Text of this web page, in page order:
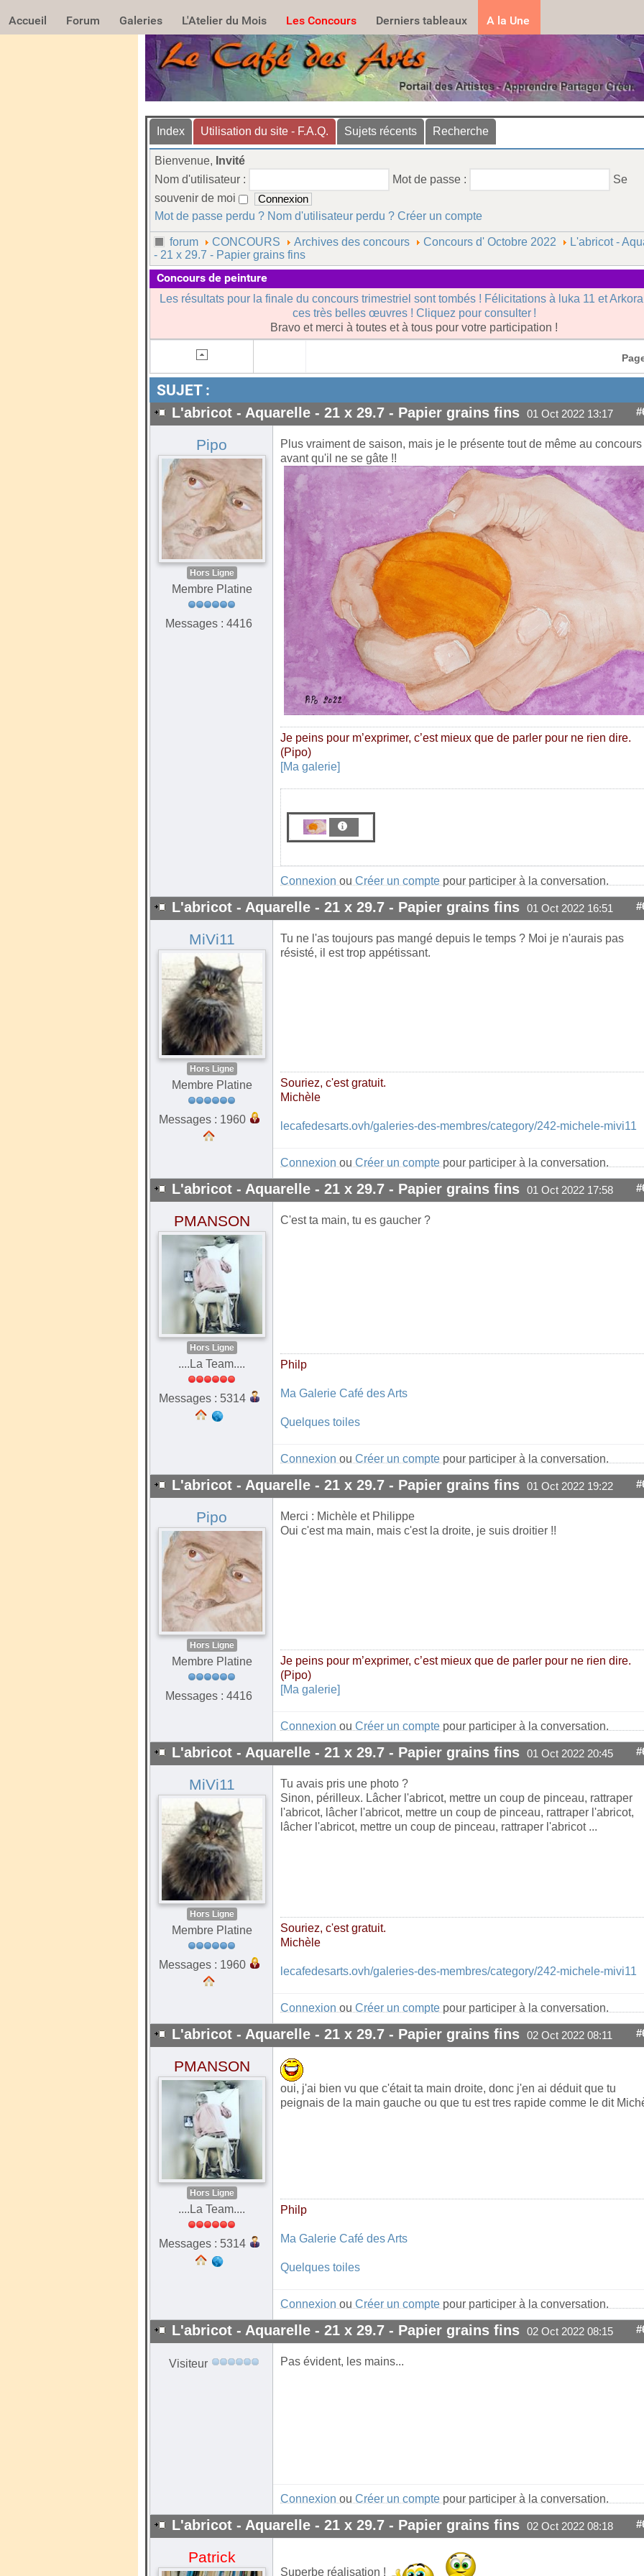
Accueil Forum Galeries L'Atelier du Mois Les Concours Derniers tableaux A la Une
Index Utilisation du site - F.A.Q. Sujets récents Recherche
Bienvenue, Invité
Nom d'utilisateur :
Mot de passe :
Se
souvenir de moi
Mot de passe perdu ? Nom d'utilisateur perdu ? Créer un compte
forum CONCOURS Archives des concours Concours d' Octobre 2022
L'abricot -
- 21 x 29.7 - Papier grains fins
Concours de peinture
Les résultats pour la finale du concours trimestriel sont tombés ! Félicitations à luka 11 et
ces très belles œuvres ! Cliquez pour consulter !
Bravo et merci à toutes et à tous pour votre participation !
SUJET :
L'abricot - Aquarelle - 21 x 29.7 - Papier grains fins 01 Oct 2022 13:17
Pipo
Hors Ligne
Membre Platine
Messages : 4416
Plus vraiment de saison, mais je le présente tout de même au concours
avant qu'il ne se gâte !!
Je peins pour m’exprimer, c’est mieux que de parler pour ne rien dire.
(Pipo)
[Ma galerie]
Connexion ou Créer un compte pour participer à la conversation.
L'abricot - Aquarelle - 21 x 29.7 - Papier grains fins 01 Oct 2022 16:51
MiVi11
Hors Ligne
Membre Platine
Messages : 1960
Tu ne l'as toujours pas mangé depuis le temps ? Moi je n'aurais pas
résisté, il est trop appétissant.
Souriez, c'est gratuit.
Michèle
lecafedesarts.ovh/galeries-des-membres/category/242-michele-mivi11
Connexion ou Créer un compte pour participer à la conversation.
L'abricot - Aquarelle - 21 x 29.7 - Papier grains fins 01 Oct 2022 17:58
PMANSON
Hors Ligne
....La Team....
Messages : 5314
C'est ta main, tu es gaucher ?
Philp
Ma Galerie Café des Arts
Quelques toiles
Connexion ou Créer un compte pour participer à la conversation.
L'abricot - Aquarelle - 21 x 29.7 - Papier grains fins 01 Oct 2022 19:22
Pipo
Hors Ligne
Membre Platine
Messages : 4416
Merci : Michèle et Philippe
Oui c'est ma main, mais c'est la droite, je suis droitier !!
Je peins pour m’exprimer, c’est mieux que de parler pour ne rien dire.
(Pipo)
[Ma galerie]
Connexion ou Créer un compte pour participer à la conversation.
L'abricot - Aquarelle - 21 x 29.7 - Papier grains fins 01 Oct 2022 20:45
MiVi11
Hors Ligne
Membre Platine
Messages : 1960
Tu avais pris une photo ?
Sinon, périlleux. Lâcher l'abricot, mettre un coup de pinceau, rattraper
l'abricot, lâcher l'abricot, mettre un coup de pinceau, rattraper l'abricot,
lâcher l'abricot, mettre un coup de pinceau, rattraper l'abricot ...
Souriez, c'est gratuit.
Michèle
lecafedesarts.ovh/galeries-des-membres/category/242-michele-mivi11
Connexion ou Créer un compte pour participer à la conversation.
L'abricot - Aquarelle - 21 x 29.7 - Papier grains fins 02 Oct 2022 08:11
PMANSON
Hors Ligne
....La Team....
Messages : 5314
oui, j'ai bien vu que c'était ta main droite, donc j'en ai déduit que tu
peignais de la main gauche ou que tu est tres rapide comme le dit
Philp
Ma Galerie Café des Arts
Quelques toiles
Connexion ou Créer un compte pour participer à la conversation.
L'abricot - Aquarelle - 21 x 29.7 - Papier grains fins 02 Oct 2022 08:15
Visiteur Pas évident, les mains...
Connexion ou Créer un compte pour participer à la conversation.
L'abricot - Aquarelle - 21 x 29.7 - Papier grains fins 02 Oct 2022 08:18
Patrick
Superbe réalisation !